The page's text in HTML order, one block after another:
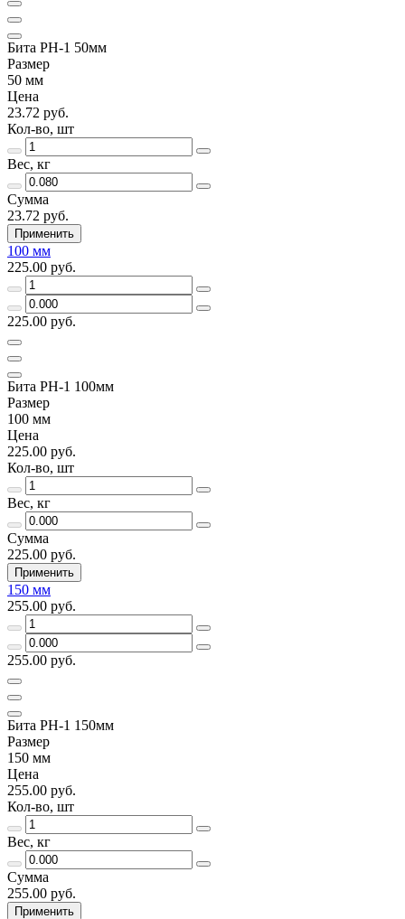
Бита PH-1 50мм
Размер
50 мм
Цена
23.72 руб.
Кол-во, шт
Вес, кг
Сумма
23.72 руб.
Применить
100 мм
225.00 руб.
225.00 руб.
Бита PH-1 100мм
Размер
100 мм
Цена
225.00 руб.
Кол-во, шт
Вес, кг
Сумма
225.00 руб.
Применить
150 мм
255.00 руб.
255.00 руб.
Бита PH-1 150мм
Размер
150 мм
Цена
255.00 руб.
Кол-во, шт
Вес, кг
Сумма
255.00 руб.
Применить